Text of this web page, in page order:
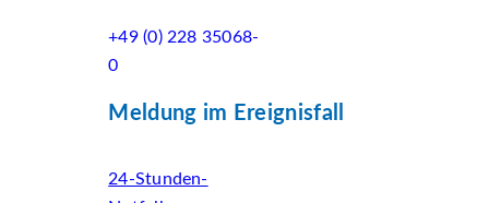
+49 (0) 228 35068-
0
Meldung im Ereignisfall
24-Stunden-